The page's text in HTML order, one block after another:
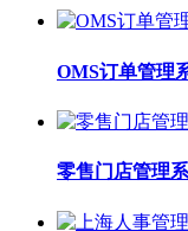
OMS订单管理
零售门店管理